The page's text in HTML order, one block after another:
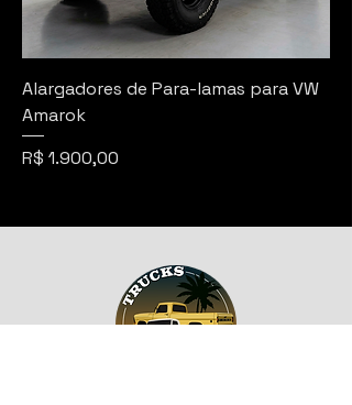
Alargadores de Para-lamas para VW
Amarok
Preço
R$ 1.900,00